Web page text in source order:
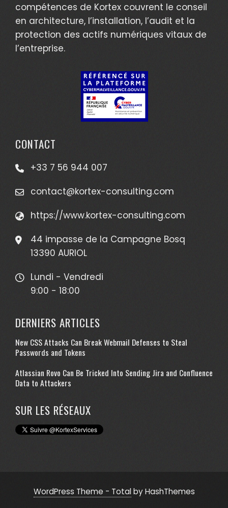
compétences de Kortex couvrent le conseil
en architecture, l’installation, l’audit et la
protection des actifs numériques vitaux de
l’entreprise.
CONTACT
+33 7 56 944 007
contact@kortex-consulting.com
https://www.kortex-consulting.com
44 impasse de la Campagne Bosq
13390 AURIOL
Lundi - Vendredi
9:00 - 18:00
DERNIERS ARTICLES
New CSS Attacks Can Break Webmail Defenses to Steal
Passwords and Tokens
Atlassian Rovo Can Be Tricked Into Sending Jira and Confluence
Data to Attackers
SUR LES RÉSEAUX
WordPress Theme - Totalby HashThemes